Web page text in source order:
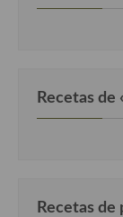
Recetas de
Recetas